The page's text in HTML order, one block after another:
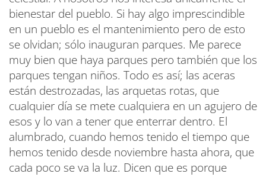
bienestar del pueblo. Si hay algo imprescindible
en un pueblo es el mantenimiento pero de esto
se olvidan; sólo inauguran parques. Me parece
muy bien que haya parques pero también que los
parques tengan niños. Todo es así; las aceras
están destrozadas, las arquetas rotas, que
cualquier día se mete cualquiera en un agujero de
esos y lo van a tener que enterrar dentro. El
alumbrado, cuando hemos tenido el tiempo que
hemos tenido desde noviembre hasta ahora, que
cada poco se va la luz. Dicen que es porque